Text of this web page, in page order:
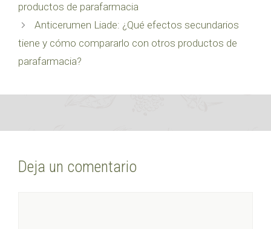
productos de parafarmacia
Anticerumen Liade: ¿Qué efectos secundarios
tiene y cómo compararlo con otros productos de
parafarmacia?
Deja un comentario